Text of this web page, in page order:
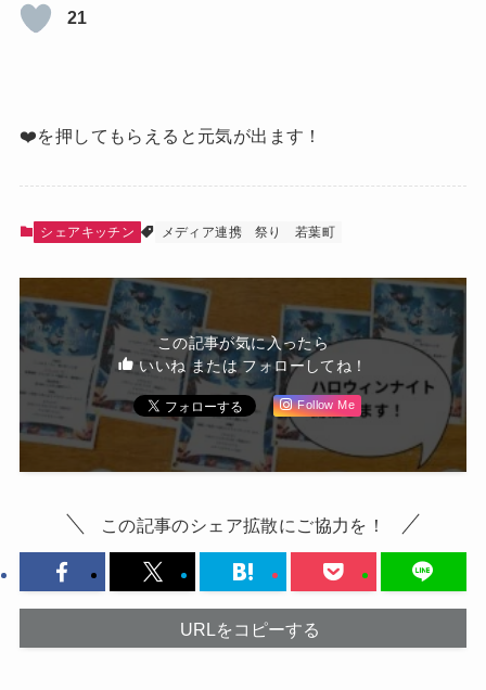
21
❤️を押してもらえると元気が出ます！
シェアキッチン メディア連携 祭り 若葉町
この記事が気に入ったら
いいね または フォローしてね！
Follow Me
この記事のシェア拡散にご協力を！
URLをコピーする